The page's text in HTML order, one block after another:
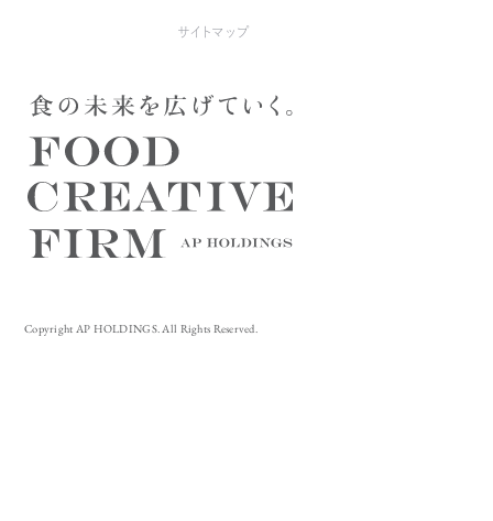
サイトマップ
Copyright AP HOLDINGS. All Rights Reserved.